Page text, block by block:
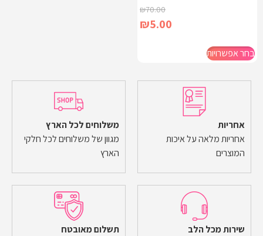
₪70.00
₪5.00
בחר אפשרויות
אחריות
אחריות מלאה על איכות
המוצרים
משלוחים לכל הארץ
מגוון של משלוחים לכל חלקי
הארץ
שירות מכל הלב
תשלום מאובטח